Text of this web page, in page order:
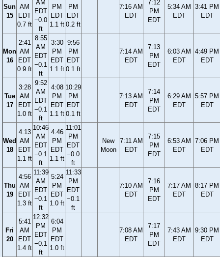
Sun
15
AM
EDT
0.7 ft
AM
EDT
−0.0
ft
PM
EDT
1.1 ft
PM
EDT
0.2 ft
7:16 AM
EDT
7:12
PM
EDT
5:34 AM
EDT
3:41 PM
EDT
Mon
16
2:41
AM
EDT
0.9 ft
8:55
AM
EDT
−0.1
ft
3:30
PM
EDT
1.1 ft
9:56
PM
EDT
0.1 ft
7:14 AM
EDT
7:13
PM
EDT
6:03 AM
EDT
4:49 PM
EDT
Tue
17
3:28
AM
EDT
1.0 ft
9:52
AM
EDT
−0.1
ft
4:08
PM
EDT
1.1 ft
10:29
PM
EDT
0.1 ft
7:13 AM
EDT
7:14
PM
EDT
6:29 AM
EDT
5:57 PM
EDT
Wed
18
4:13
AM
EDT
1.1 ft
10:46
AM
EDT
−0.1
ft
4:46
PM
EDT
1.1 ft
11:01
PM
EDT
−0.0
ft
New
Moon
7:11 AM
EDT
7:15
PM
EDT
6:53 AM
EDT
7:06 PM
EDT
Thu
19
4:56
AM
EDT
1.3 ft
11:39
AM
EDT
−0.1
ft
5:24
PM
EDT
1.0 ft
11:33
PM
EDT
−0.1
ft
7:10 AM
EDT
7:16
PM
EDT
7:17 AM
EDT
8:17 PM
EDT
Fri
20
5:41
AM
EDT
1.4 ft
12:32
PM
EDT
−0.1
ft
6:04
PM
EDT
1.0 ft
7:08 AM
EDT
7:17
PM
EDT
7:43 AM
EDT
9:30 PM
EDT